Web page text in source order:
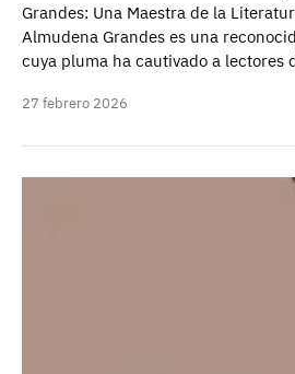
Grandes: Una Maestra de la
Almudena Grandes es una
cuya pluma ha cautivado a lectores
27 febrero 2026